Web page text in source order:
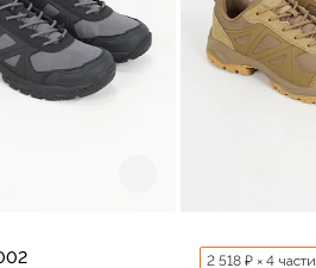
2 518 ₽ × 4 части